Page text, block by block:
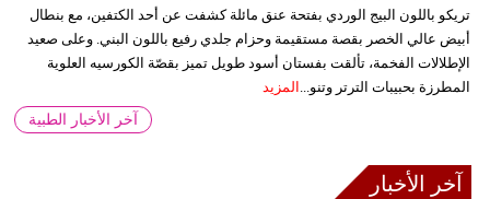
تريكو باللون البيج الوردي بفتحة عنق مائلة كشفت عن أحد الكتفين، مع بنطال
أبيض عالي الخصر بقصة مستقيمة وحزام جلدي رفيع باللون البني. وعلى صعيد
الإطلالات الفخمة، تألقت بفستان أسود طويل تميز بقصّة الكورسيه العلوية
المطرزة بحبيبات الترتر وتنو... المزيد
آخر الأخبار الطبية
آخر الأخبار